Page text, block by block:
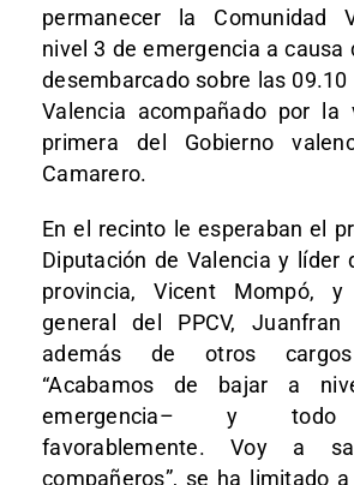
permanecer la Comunidad
nivel 3 de emergencia a causa
desembarcado sobre las 09.10
Valencia acompañado por la
primera del Gobierno
Camarero.
En el recinto le esperaban el
Diputación de Valencia y líder
provincia, Vicent Mompó,
general del PPCV, Juanfran
además de otros cargos
“Acabamos de bajar a
emergencia– y todo
favorablemente. Voy a
compañeros”, se ha limitado